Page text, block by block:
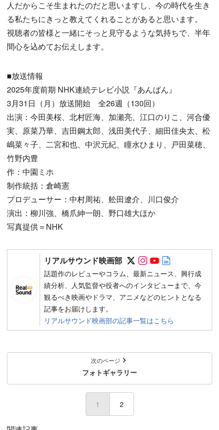
人だからこそ生まれたのだと思いますし、今の時代を生き
る私たちにきっと教えてくれることがあると思います。
視聴者の皆様と一緒にそっと見守るような気持ちで、半年
間心を込めてお伝えします。
■放送情報
2025年度前期 NHK連続テレビ小説『あんぱん』
3月31日（月）放送開始 全26週（130回）
出演：今田美桜、北村匠海、加瀬亮、江口のりこ、河合優
実、原菜乃華、吉田鋼太郎、浅田美代子、細田佳央太、松
嶋菜々子、二宮和也、中沢元紀、瞳水ひまり、戸田菜穂、
竹野内豊
作：中園ミホ
制作統括：倉崎憲
プロデューサー：中村周祐、舩田遼介、川口俊介
演出：柳川強、橋爪紳一朗、野口雄大ほか
写真提供＝NHK
リアルサウンド映画部 Follow on SNS
Follow on SNS
Follow on
話題作のレビューやコラム、最新ニュース、興行成
績分析、人気監督や役者へのインタビューまで、今
観るべき映画やドラマ、アニメなどのヒントとなる
記事をお届けします。
リアルサウンド映画部の記事一覧はこちら
次のページ
フォトギャラリー
1 2